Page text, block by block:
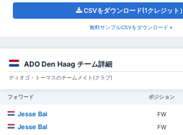
CSVをダウンロード(1クレジット）
無料サンプルCSVをダウンロード »
ADO Den Haag チーム詳細
ディオゴ・トーマスのチームメイト(クラブ)
フォワード ポジション
Jesse Bal FW
Jesse Bal
FW